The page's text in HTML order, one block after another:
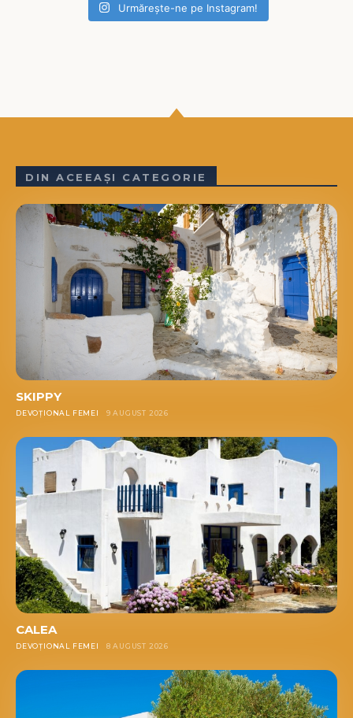
Urmărește-ne pe Instagram!
DIN ACEEAȘI CATEGORIE
SKIPPY
DEVOȚIONAL FEMEI 9 AUGUST 2026
CALEA
DEVOȚIONAL FEMEI 8 AUGUST 2026